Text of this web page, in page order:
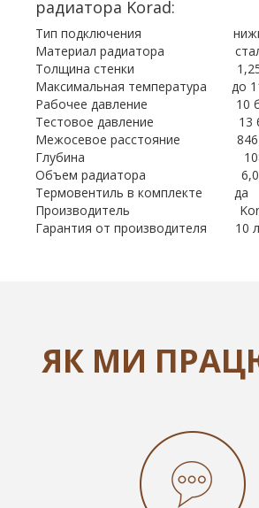
радиатора Korad:
Тип подключения
Материал радиатора
Толщина стенки 1,25
Максимальная температура до
Рабочее давление 10
Тестовое давление 13
Межосевое расстояние 846
Глубина 108
Объем радиатора
Термовентиль в комплекте да
Производитель Korad
Гарантия от производителя 10
ЯК МИ